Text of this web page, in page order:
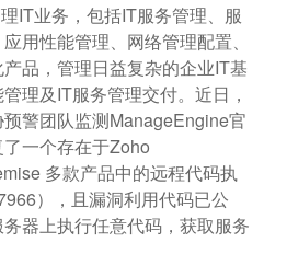
IT业务，包括IT服务管理、服
用性能管理、网络管理配置、
品，管理日益复杂的企业IT基
理及IT服务管理交付。近日，
警团队监测ManageEngine官
一个存在于Zoho
多款产品中的远程代码执
），且漏洞利用代码已公
器上执行任意代码，获取服务